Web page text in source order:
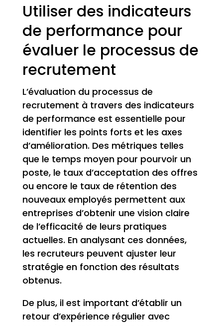
Utiliser des indicateurs
de performance pour
évaluer le processus de
recrutement
L’évaluation du processus de
recrutement à travers des indicateurs
de performance est essentielle pour
identifier les points forts et les axes
d’amélioration. Des métriques telles
que le temps moyen pour pourvoir un
poste, le taux d’acceptation des offres
ou encore le taux de rétention des
nouveaux employés permettent aux
entreprises d’obtenir une vision claire
de l’efficacité de leurs pratiques
actuelles. En analysant ces données,
les recruteurs peuvent ajuster leur
stratégie en fonction des résultats
obtenus.
De plus, il est important d’établir un
retour d’expérience régulier avec